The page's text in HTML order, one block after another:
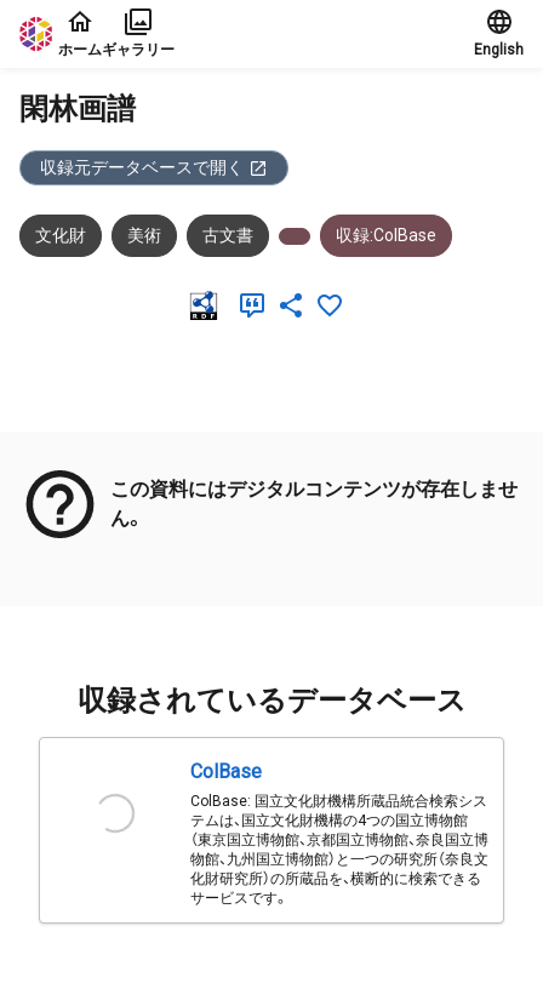
本文に飛ぶ
ホームギャラリー English
閑林画譜
収録元データベースで開く
文化財 美術 古文書 収録:ColBase
この資料にはデジタルコンテンツが存在しませ
ん。
収録されているデータベース
ColBase
ColBase: 国立文化財機構所蔵品統合検索シス
テムは、国立文化財機構の4つの国立博物館
（東京国立博物館、京都国立博物館、奈良国立博
物館、九州国立博物館）と一つの研究所（奈良文
化財研究所）の所蔵品を、横断的に検索できる
サービスです。